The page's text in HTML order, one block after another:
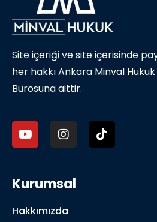
Site içeriği ve site içerisinde
her hakkı Ankara Minval Hukuk
Bürosuna aittir.
Kurumsal
Hakkımızda